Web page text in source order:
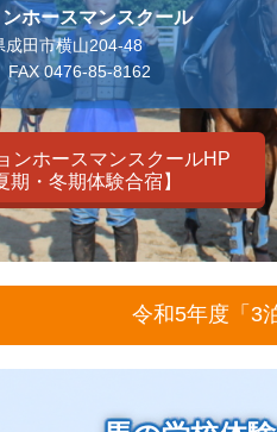
ホースマンスクール
田市横山204-48
0476-85-8162
ンホースマンスクールHP
期・冬期体験合宿】
令和5年度「3